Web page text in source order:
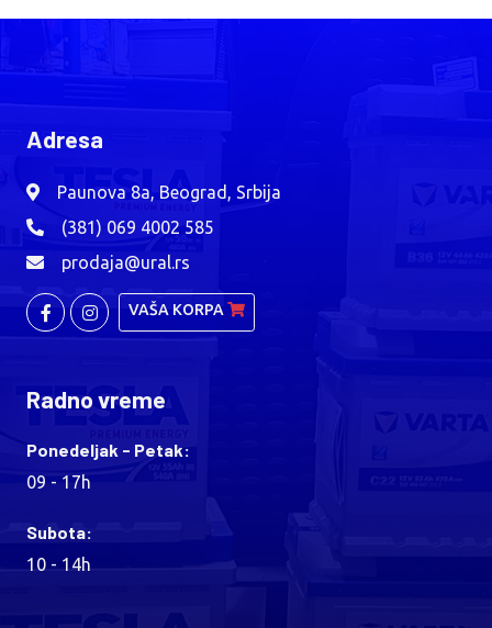
Adresa
Paunova 8a, Beograd, Srbija
(381) 069 4002 585
prodaja@ural.rs
VAŠA KORPA
Radno vreme
Ponedeljak - Petak:
09 - 17h
Subota:
10 - 14h